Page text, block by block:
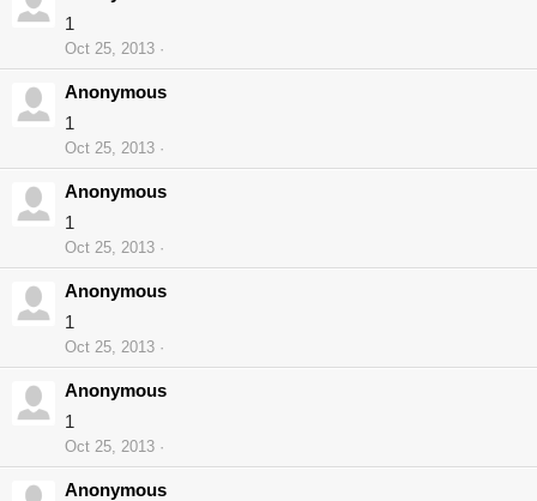
1
Oct 25, 2013
Anonymous
1
Oct 25, 2013
Anonymous
1
Oct 25, 2013
Anonymous
1
Oct 25, 2013
Anonymous
1
Oct 25, 2013
Anonymous